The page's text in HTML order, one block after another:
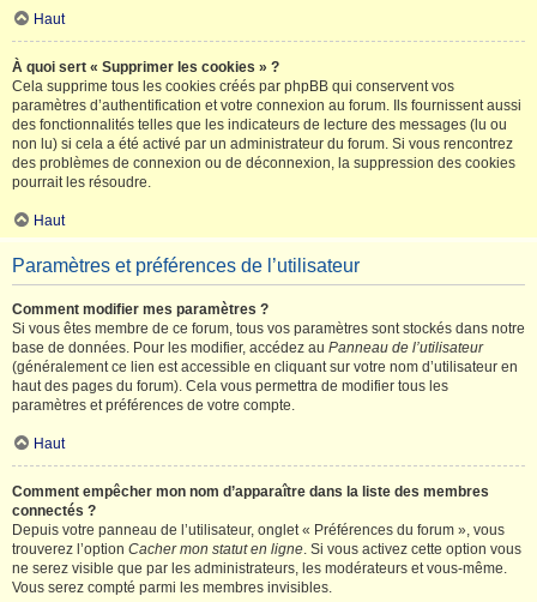
Haut
À quoi sert « Supprimer les cookies » ?
Cela supprime tous les cookies créés par phpBB qui conservent vos
paramètres d’authentification et votre connexion au forum. Ils fournissent aussi
des fonctionnalités telles que les indicateurs de lecture des messages (lu ou
non lu) si cela a été activé par un administrateur du forum. Si vous rencontrez
des problèmes de connexion ou de déconnexion, la suppression des cookies
pourrait les résoudre.
Haut
Paramètres et préférences de l’utilisateur
Comment modifier mes paramètres ?
Si vous êtes membre de ce forum, tous vos paramètres sont stockés dans notre
base de données. Pour les modifier, accédez au Panneau de l’utilisateur
(généralement ce lien est accessible en cliquant sur votre nom d’utilisateur en
haut des pages du forum). Cela vous permettra de modifier tous les
paramètres et préférences de votre compte.
Haut
Comment empêcher mon nom d’apparaître dans la liste des membres
connectés ?
Depuis votre panneau de l’utilisateur, onglet « Préférences du forum », vous
trouverez l’option Cacher mon statut en ligne. Si vous activez cette option vous
ne serez visible que par les administrateurs, les modérateurs et vous-même.
Vous serez compté parmi les membres invisibles.